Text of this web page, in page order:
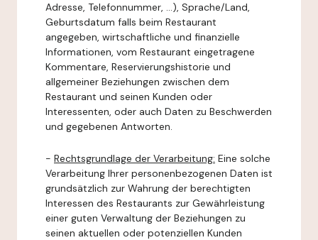
Adresse, Telefonnummer, ...), Sprache/Land,
Geburtsdatum falls beim Restaurant
angegeben, wirtschaftliche und finanzielle
Informationen, vom Restaurant eingetragene
Kommentare, Reservierungshistorie und
allgemeiner Beziehungen zwischen dem
Restaurant und seinen Kunden oder
Interessenten, oder auch Daten zu Beschwerden
und gegebenen Antworten.
- Rechtsgrundlage der Verarbeitung: Eine solche
Verarbeitung Ihrer personenbezogenen Daten ist
grundsätzlich zur Wahrung der berechtigten
Interessen des Restaurants zur Gewährleistung
einer guten Verwaltung der Beziehungen zu
seinen aktuellen oder potenziellen Kunden